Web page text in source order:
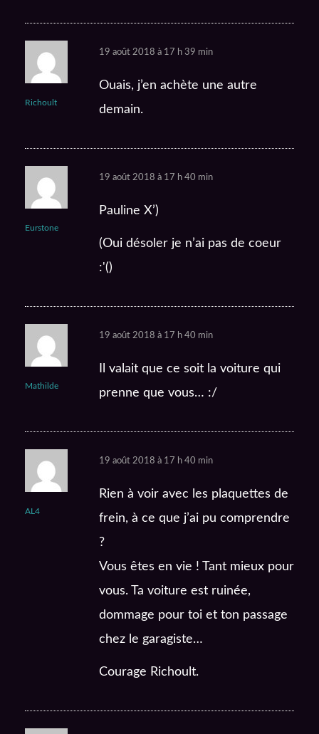
Richoult
19 août 2018 à 17 h 39 min
Ouais, j’en achète une autre
demain.
Eurstone
19 août 2018 à 17 h 40 min
Pauline X’)
(Oui désoler je n’ai pas de coeur
:'()
Mathilde
19 août 2018 à 17 h 40 min
Il valait que ce soit la voiture qui
prenne que vous… :/
AL4
19 août 2018 à 17 h 40 min
Rien à voir avec les plaquettes de
frein, à ce que j’ai pu comprendre
?
Vous êtes en vie ! Tant mieux pour
vous. Ta voiture est ruinée,
dommage pour toi et ton passage
chez le garagiste…
Courage Richoult.